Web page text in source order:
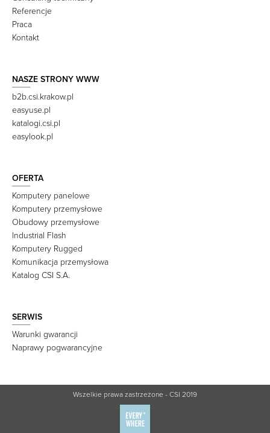
Referencje
Praca
Kontakt
NASZE STRONY WWW
b2b.csi.krakow.pl
easyuse.pl
katalogi.csi.pl
easylook.pl
OFERTA
Komputery panelowe
Komputery przemysłowe
Obudowy przemysłowe
Industrial Flash
Komputery Rugged
Komunikacja przemysłowa
Katalog CSI S.A.
SERWIS
Warunki gwarancji
Naprawy pogwarancyjne
Wszelkie prawa zastrzeżone - CSI 2019